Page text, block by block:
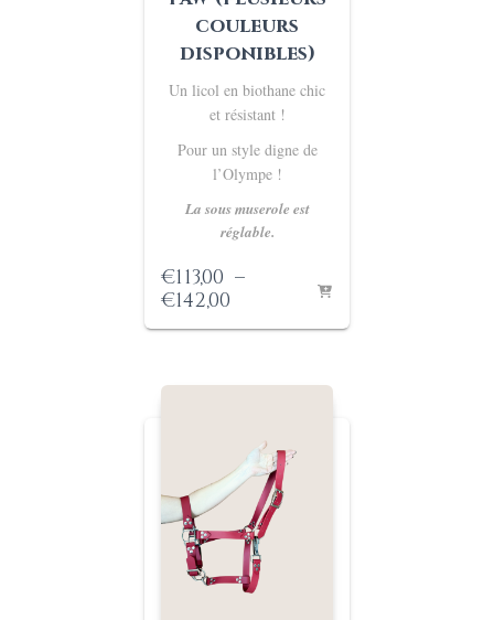
couleurs
disponibles)
Un licol en biothane chic
et résistant !
Pour un style digne de
l’Olympe !
La sous muserole est
réglable.
€113,00 –
€142,00
de
à